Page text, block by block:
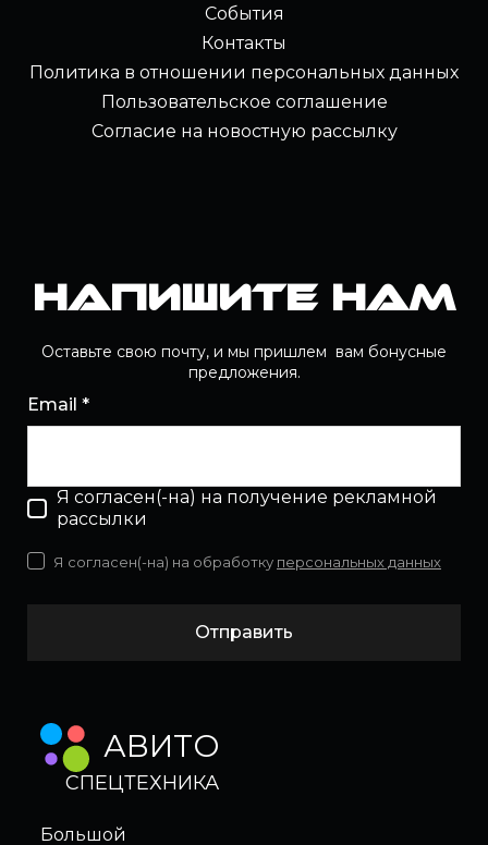
События
Контакты
Политика в отношении персональных данных
Пользовательское соглашение
Согласие на новостную рассылку
Напишите нам
Оставьте свою почту, и мы пришлем вам бонусные
предложения.
Email *
Я согласен(-на) на получение рекламной
рассылки
Отправить
Я согласен(-на) на обработку персональных данных
АВИТО
Большой
СПЕЦТЕХНИКА